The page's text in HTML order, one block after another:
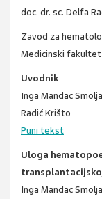
doc. dr. sc. Delfa
Zavod za
Medicinski fakultet
Uvodnik
Inga Mandac
Radić Krišto
Puni tekst
Uloga
Inga Mandac